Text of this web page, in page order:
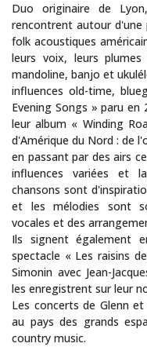
Duo originaire de
rencontrent autour d'une
folk acoustiques
leurs voix, leurs
mandoline, banjo et
influences old-time,
Evening Songs » paru
leur album « Winding
d'Amérique du Nord : de
en passant par des airs
influences variées et
chansons sont
et les mélodies sont
vocales et des
Ils signent également
spectacle « Les raisins
Simonin avec Jean-
les enregistrent sur leur
Les concerts de Glenn
au pays des grands
country music.